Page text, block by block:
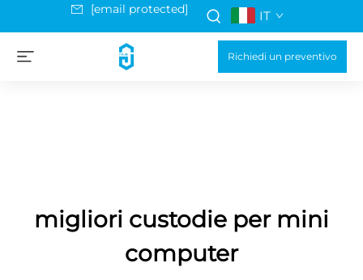
[email protected] IT
Richiedi un preventivo
migliori custodie per mini
computer